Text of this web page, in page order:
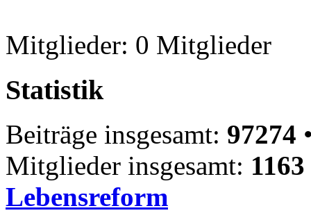
Mitglieder: 0 Mitglieder
Statistik
Beiträge insgesamt: 97274
Mitglieder insgesamt: 1163
Lebensreform